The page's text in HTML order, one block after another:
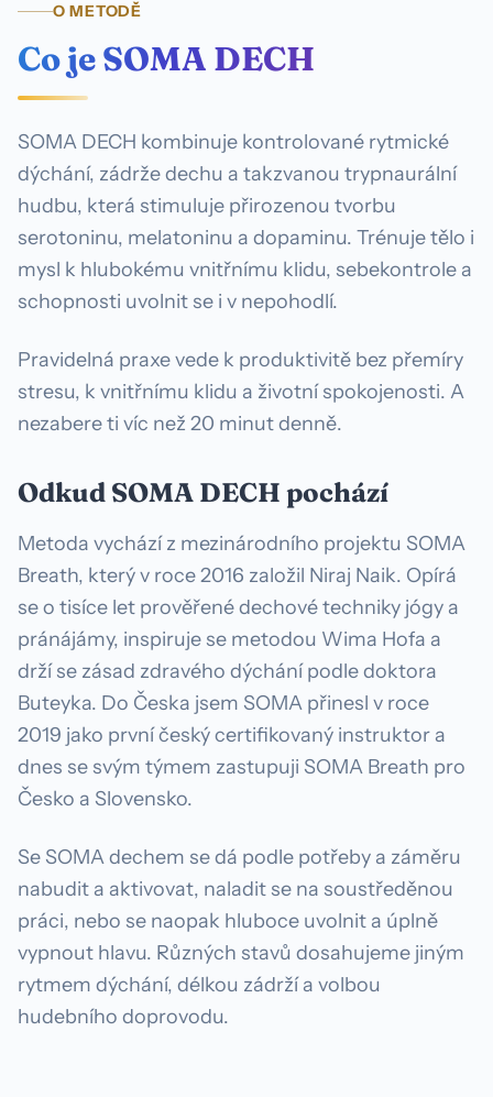
O METODĚ
Co je SOMA DECH
SOMA DECH kombinuje kontrolované rytmické
dýchání, zádrže dechu a takzvanou trypnaurální
hudbu, která stimuluje přirozenou tvorbu
serotoninu, melatoninu a dopaminu. Trénuje tělo i
mysl k hlubokému vnitřnímu klidu, sebekontrole a
schopnosti uvolnit se i v nepohodlí.
Pravidelná praxe vede k produktivitě bez přemíry
stresu, k vnitřnímu klidu a životní spokojenosti. A
nezabere ti víc než 20 minut denně.
Odkud SOMA DECH pochází
Metoda vychází z mezinárodního projektu SOMA
Breath, který v roce 2016 založil Niraj Naik. Opírá
se o tisíce let prověřené dechové techniky jógy a
pránájámy, inspiruje se metodou Wima Hofa a
drží se zásad zdravého dýchání podle doktora
Buteyka. Do Česka jsem SOMA přinesl v roce
2019 jako první český certifikovaný instruktor a
dnes se svým týmem zastupuji SOMA Breath pro
Česko a Slovensko.
Se SOMA dechem se dá podle potřeby a záměru
nabudit a aktivovat, naladit se na soustředěnou
práci, nebo se naopak hluboce uvolnit a úplně
vypnout hlavu. Různých stavů dosahujeme jiným
rytmem dýchání, délkou zádrží a volbou
hudebního doprovodu.